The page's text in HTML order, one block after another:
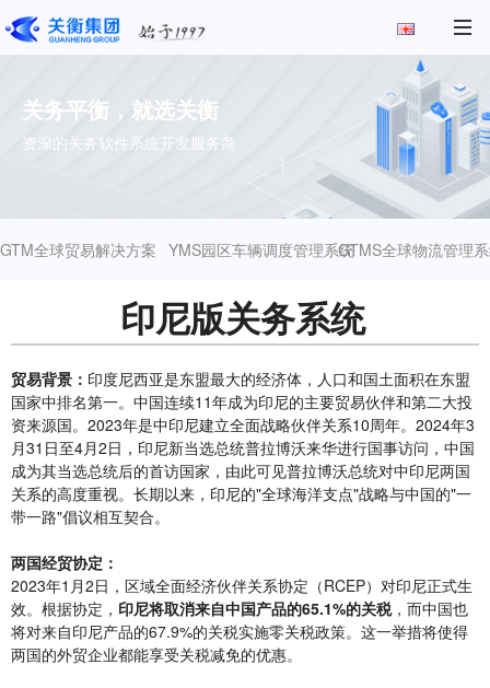
关务平衡，就选关衡
资深的关务软件系统开发服务商
GTM全球贸易解决方案 YMS园区车辆调度管理系统GTMS全球物流管理
印尼版关务系统
贸易背景： 印度尼西亚是东盟最大的经济体，人口和国土面积在东盟
国家中排名第一。中国连续11年成为印尼的主要贸易伙伴和第二大投
资来源国。2023年是中印尼建立全面战略伙伴关系10周年。2024年3
月31日至4月2日，印尼新当选总统普拉博沃来华进行国事访问，中国
成为其当选总统后的首访国家，由此可见普拉博沃总统对中印尼两国
关系的高度重视。长期以来，印尼的"全球海洋支点"战略与中国的"一
带一路"倡议相互契合。
两国经贸协定：
2023年1月2日，区域全面经济伙伴关系协定（RCEP）对印尼正式生
效。根据协定， 印尼将取消来自中国产品的65.1%的关税，而中国也
将对来自印尼产品的67.9%的关税实施零关税政策。这一举措将使得
两国的外贸企业都能享受关税减免的优惠。